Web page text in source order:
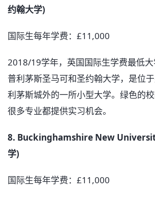
约翰大学)
国际生每年学费：£11,000
2018/19学年，英国国际生学费最低大
普利茅斯圣马可和圣约翰大学，是位
利茅斯城外的一所小型大学。绿色的校
很多专业都提供实习机会。
8. Buckinghamshire New
学)
国际生每年学费：£11,000